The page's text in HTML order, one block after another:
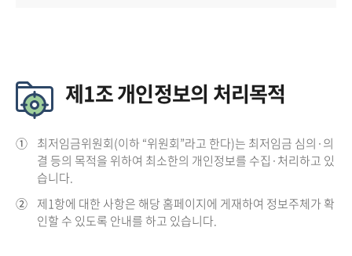
제1조 개인정보의 처리목적
① 최저임금위원회(이하 “위원회”라고 한다)는 최저임금 심의·의
결 등의 목적을 위하여 최소한의 개인정보를 수집·처리하고 있
습니다.
② 제1항에 대한 사항은 해당 홈페이지에 게재하여 정보주체가 확
인할 수 있도록 안내를 하고 있습니다.